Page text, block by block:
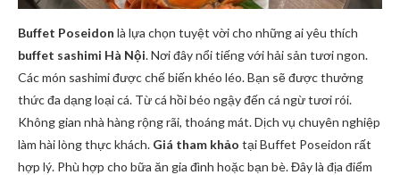
Buffet Poseidon là lựa chọn tuyệt vời cho những ai yêu thích
buffet sashimi Hà Nội. Nơi đây nổi tiếng với hải sản tươi ngon.
Các món sashimi được chế biến khéo léo. Bạn sẽ được thưởng
thức đa dạng loại cá. Từ cá hồi béo ngậy đến cá ngừ tươi rói.
Không gian nhà hàng rộng rãi, thoáng mát. Dịch vụ chuyên nghiệp
làm hài lòng thực khách. Giá tham khảo tại Buffet Poseidon rất
hợp lý. Phù hợp cho bữa ăn gia đình hoặc bạn bè. Đây là địa điểm